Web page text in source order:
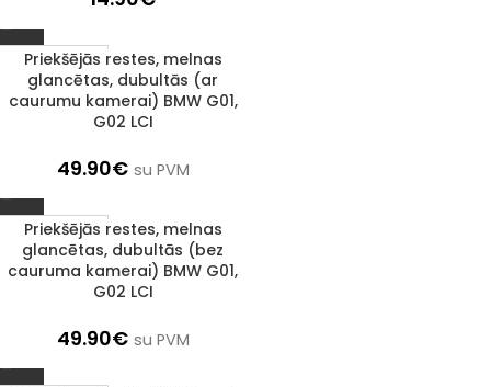
1–3 D. D.
Priekšējās restes, melnas
glancētas, dubultās (ar
caurumu kamerai) BMW G01,
G02 LCI
49.90€ su PVM
1–3 D. D.
Priekšējās restes, melnas
glancētas, dubultās (bez
cauruma kamerai) BMW G01,
G02 LCI
49.90€ su PVM